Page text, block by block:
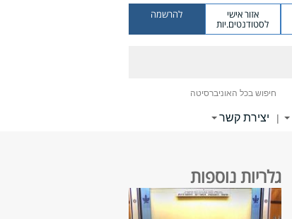
אזור אישי
לסטודנטים.יות
להרשמה
חיפוש בכל האוניברסיטה
| יצירת קשר
גלריות נוספות